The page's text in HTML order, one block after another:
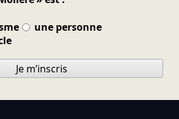
une personne
Je m’inscris